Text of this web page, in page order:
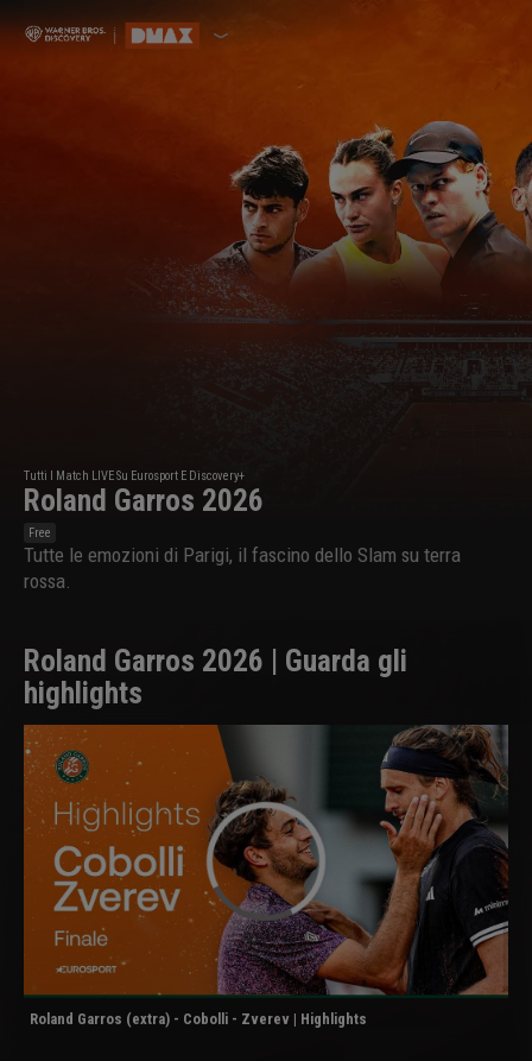
Tutti I Match LIVE Su Eurosport E Discovery+
Roland Garros 2026
Free
Tutte le emozioni di Parigi, il fascino dello Slam su terra
rossa.
Roland Garros 2026 | Guarda gli
highlights
Roland Garros (extra) - Cobolli - Zverev | Highlights